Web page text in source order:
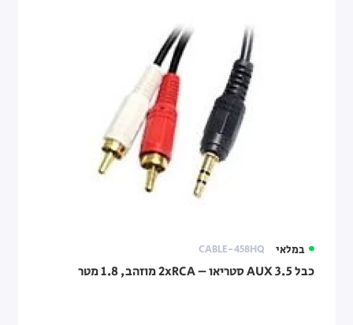
במלאי CABLE-458HQ
כבל AUX 3.5 סטריאו – 2xRCA מוזהב, 1.8 מטר